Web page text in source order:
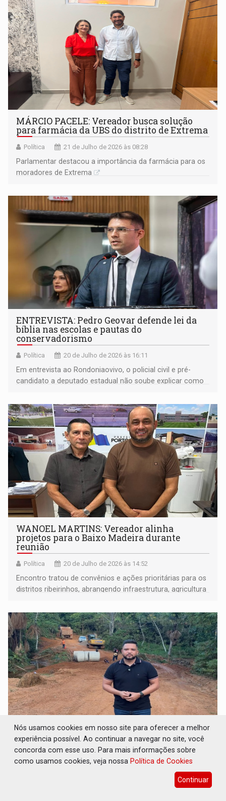
MÁRCIO PACELE: Vereador busca solução
para farmácia da UBS do distrito de Extrema
Política 21 de Julho de 2026 às 08:28
Parlamentar destacou a importância da farmácia para os
moradores de Extrema
ENTREVISTA: Pedro Geovar defende lei da
bíblia nas escolas e pautas do
conservadorismo
Política 20 de Julho de 2026 às 16:11
Em entrevista ao Rondoniaovivo, o policial civil e pré-
candidato a deputado estadual não soube explicar como
à gestão da segurança pública do governo de Rondônia
WANOEL MARTINS: Vereador alinha
projetos para o Baixo Madeira durante
reunião
Política 20 de Julho de 2026 às 14:52
Encontro tratou de convênios e ações prioritárias para os
distritos ribeirinhos, abrangendo infraestrutura, agricultura
FERNANDO SILVA: Vereador acompanha
início de obras de drenagem no bairro
Nacional
Nós usamos cookies em nosso site para oferecer a melhor
experiência possível. Ao continuar a navegar no site, você
concorda com esse uso. Para mais informações sobre
como usamos cookies, veja nossa Política de Cookies
Continuar